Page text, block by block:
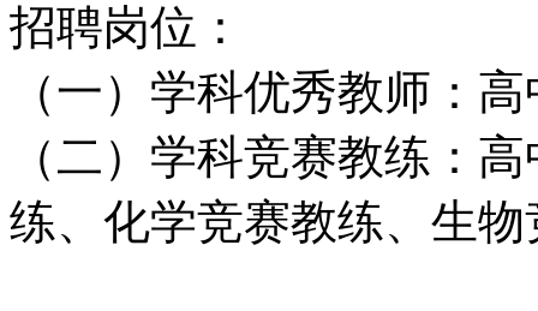
招聘岗位：
（一）学科优秀教师：
（二）学科竞赛教练：
练、化学竞赛教练、生